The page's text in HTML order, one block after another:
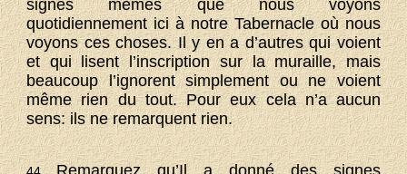
signes mêmes que nous voyons
quotidiennement ici à notre Tabernacle où nous
voyons ces choses. Il y en a d’autres qui voient
et qui lisent l’inscription sur la muraille, mais
beaucoup l’ignorent simplement ou ne voient
même rien du tout. Pour eux cela n’a aucun
sens: ils ne remarquent rien.